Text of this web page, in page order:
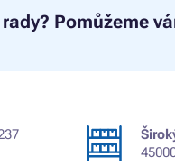
Pomůžeme